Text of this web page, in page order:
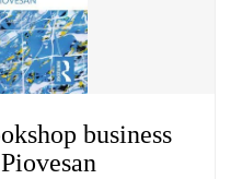
business